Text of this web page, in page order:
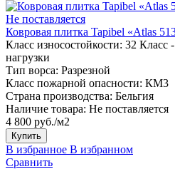
Не поставляется
Ковровая плитка Tapibel «Atlas
Класс износостойкости: 32 Класс
нагрузки
Тип ворса: Разрезной
Класс пожарной опасности: КМ3
Страна производства: Бельгия
Наличие товара: Не поставляется
4 800 руб./м2
Купить
В избранное В избранном
Сравнить